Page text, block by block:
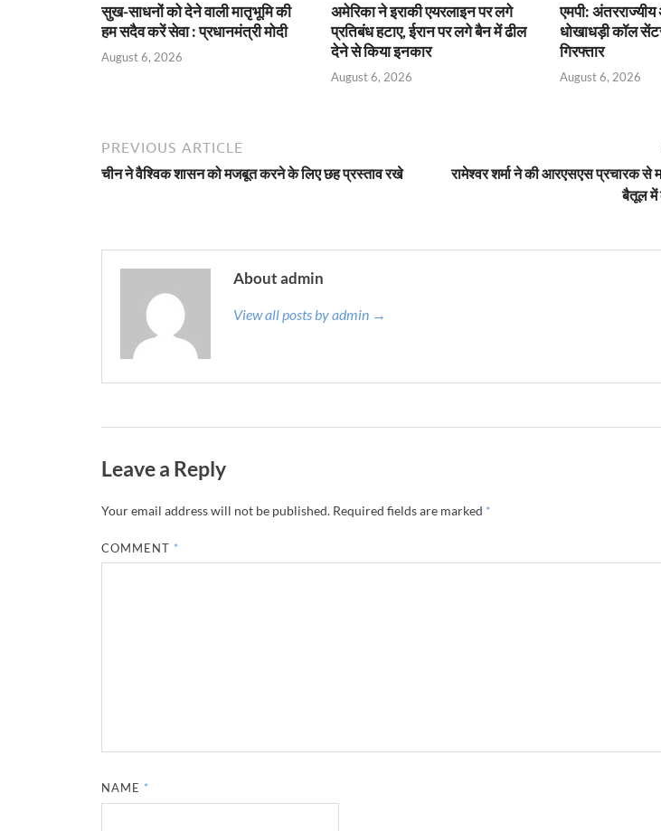
सुख-साधनों को देने वाली मातृभूमि की
हम सदैव करें सेवा : प्रधानमंत्री मोदी
August 6, 2026
अमेरिका ने इराकी एयरलाइन पर लगे
प्रतिबंध हटाए, ईरान पर लगे बैन में ढील
देने से किया इनकार
August 6, 2026
एमपी:
धोखाधड़ी कॉल
गिरफ्तार
August 6, 2026
PREVIOUS ARTICLE
चीन ने वैश्विक शासन को मजबूत करने के लिए छह प्रस्ताव रखे
रामेश्वर शर्मा ने की आरएसएस प्रचारक से
बैतूल में
About admin
View all posts by admin →
Leave a Reply
Your email address will not be published. Required fields are marked *
COMMENT *
NAME *